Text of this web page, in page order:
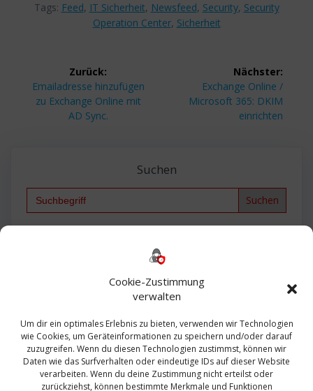
Cookie-Zustimmung
verwalten
Um dir ein optimales Erlebnis zu bieten, verwenden wir Technologien
wie Cookies, um Geräteinformationen zu speichern und/oder darauf
zuzugreifen. Wenn du diesen Technologien zustimmst, können wir
Daten wie das Surfverhalten oder eindeutige IDs auf dieser Website
verarbeiten. Wenn du deine Zustimmung nicht erteilst oder
zurückziehst, können bestimmte Merkmale und Funktionen
Tags: Feed, IT Sicherheit, Newsfeed, Security, Security
Operation Center, Sicherheit
Beitragsnavigation
Zurück:
Vorheriger
Beitrag:
Emailadresse hinzufügen
zu Exchange Online mit
AD Sync.
Nächster:
Nächster
Beitrag:
Exchange Online /
Microsoft 365: DKIM
einrichten
Suchen
Search
Bautagebuch
Exchange firewall Fritzbox
Microsoft
Sanierung SBS Security Server Sicherheit
Sicherung SIEM Sophos SSL Ubuntu
Update Upgrade UTM VCenter VCSA Veeam
VMWare VPN WAZUH Windows